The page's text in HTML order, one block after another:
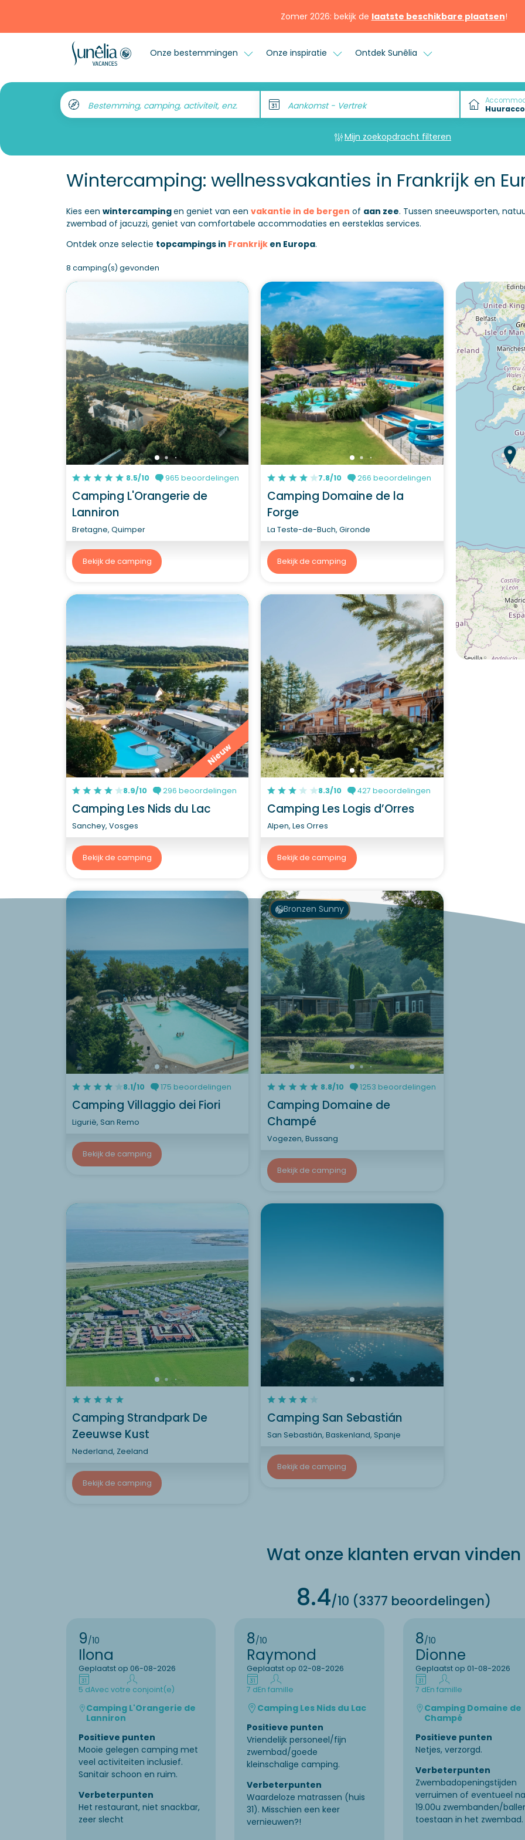
Zomer 2026: bekijk de laatste beschikbare plaatsen!
Onze bestemmingen Onze inspiratie Ontdek Sunêlia
Bestemming, camping, activiteit, enz. Aankomst - Vertrek
Mijn zoekopdracht filteren
Wintercamping: wellnessvakanties in Frankrijk en
Kies een wintercampingen geniet van een vakantie in de bergen of aan zee. Tussen sneeuwsporten,
zwembad of jacuzzi, geniet van comfortabele accommodaties en eersteklas services.
Ontdek onze selectie topcampings in Frankrijken Europa.
8 camping(s) gevonden
8.5/10 965 beoordelingen
Camping L'Orangerie de
Lanniron
Bretagne, Quimper
Bekijk de camping
7.8/10 266 beoordelingen
Camping Domaine de la
Forge
La Teste-de-Buch, Gironde
Bekijk de camping
Nieuw
8.9/10 296 beoordelingen
Camping Les Nids du Lac
Sanchey, Vosges
Bekijk de camping
8.3/10 427 beoordelingen
Camping Les Logis d’Orres
Alpen, Les Orres
Bekijk de camping
8.1/10 175 beoordelingen
Camping Villaggio dei Fiori
Ligurië, San Remo
Bekijk de camping
Bronzen Sunny
8.8/10 1253 beoordelingen
Camping Domaine de
Champé
Vogezen, Bussang
Bekijk de camping
Camping Strandpark De
Zeeuwse Kust
Nederland, Zeeland
Bekijk de camping
Camping San Sebastián
San Sebastián, Baskenland, Spanje
Bekijk de camping
Wat onze klanten ervan vinden
8.4/10 (3377 beoordelingen)
9/10
Ilona
Geplaatst op 06-08-2026
5 dAvec votre conjoint(e)
Camping L'Orangerie de
Lanniron
Positieve punten
Mooie gelegen camping met
veel activiteiten inclusief.
Sanitair schoon en ruim.
Verbeterpunten
Het restaurant, niet snackbar,
zeer slecht
8/10
Raymond
Geplaatst op 02-08-2026
7 dEn famille
Camping Les Nids du Lac
Positieve punten
Vriendelijk personeel/fijn
zwembad/goede
kleinschalige camping.
Verbeterpunten
Waardeloze matrassen (huis
31). Misschien een keer
vernieuwen?!
8/10
Dionne
Geplaatst op 01-08-2026
7 dEn famille
Camping Domaine de
Champé
Positieve punten
Netjes, verzorgd.
Verbeterpunten
Zwembadopeningstijden
verruimen of eventueel na
19.00u zwembanden/
toestaan in het zwembad.